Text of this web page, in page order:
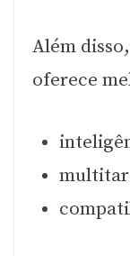
Além
oferece